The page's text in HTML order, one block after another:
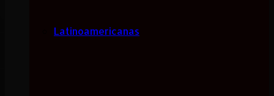
Latinoamericanas